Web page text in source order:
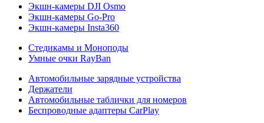
Экшн-камеры DJI Osmo
Экшн-камеры Go-Pro
Экшн-камеры Insta360
Стедикамы и Моноподы
Умные очки RayBan
Автомобильные зарядные устройства
Держатели
Автомобильные таблички для номеров
Беспроводные адаптеры CarPlay